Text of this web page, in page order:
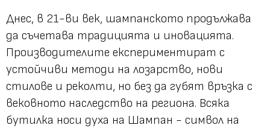
Днес, в 21-ви век, шампанското продължава
да съчетава традицията и иновацията.
Производителите експериментират с
устойчиви методи на лозарство, нови
стилове и реколти, но без да губят връзка с
вековното наследство на региона. Всяка
бутилка носи духа на Шампан - символ на